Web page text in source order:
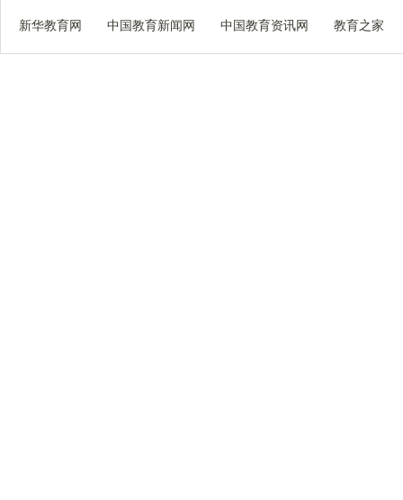
新华教育网 中国教育新闻网 中国教育资讯网 教育之家